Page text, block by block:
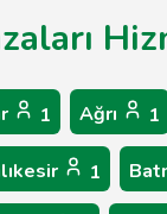
1 Ağrı 1
1